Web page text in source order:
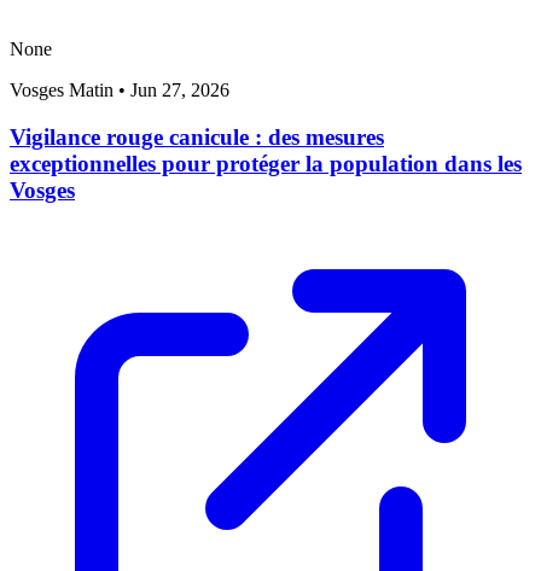
None
Vosges Matin • Jun 27, 2026
Vigilance rouge canicule : des mesures
exceptionnelles pour protéger la population dans les
Vosges